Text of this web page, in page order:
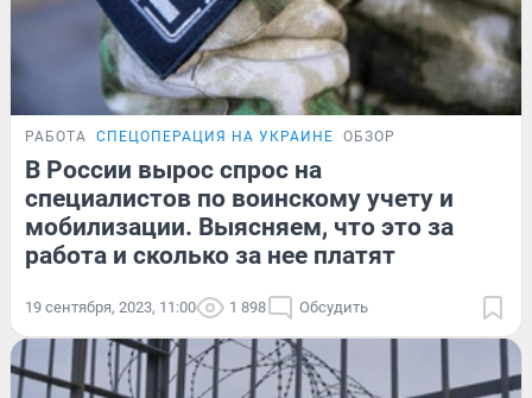
РАБОТА СПЕЦОПЕРАЦИЯ НА УКРАИНЕ ОБЗОР
В России вырос спрос на
специалистов по воинскому учету и
мобилизации. Выясняем, что это за
работа и сколько за нее платят
19 сентября, 2023, 11:00 1 898 Обсудить